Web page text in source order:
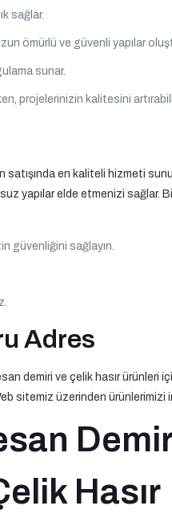
sağlar.
ömürlü ve güvenli yapılar
sunar.
projelerinizin kalitesini
en kaliteli hizmeti
yapılar elde etmenizi sağlar.
güvenliğini sağlayın.
Adres
demiri ve çelik hasır ürünleri
sitemiz üzerinden ürünlerimizi
Hasır